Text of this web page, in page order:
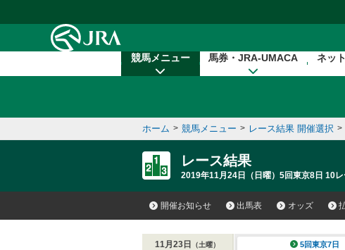
競馬メニュー 馬券・JRA-UMACA ネッ
ホーム > 競馬メニュー > レース結果 開催選択 >
レース結果
2019年11月24日（日曜）5回東京8日 10レ
開催お知らせ 出馬表 オッズ
11月23日 （土曜） 5回東京7日